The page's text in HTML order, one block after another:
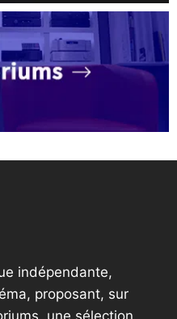
indépendante,
proposant, sur